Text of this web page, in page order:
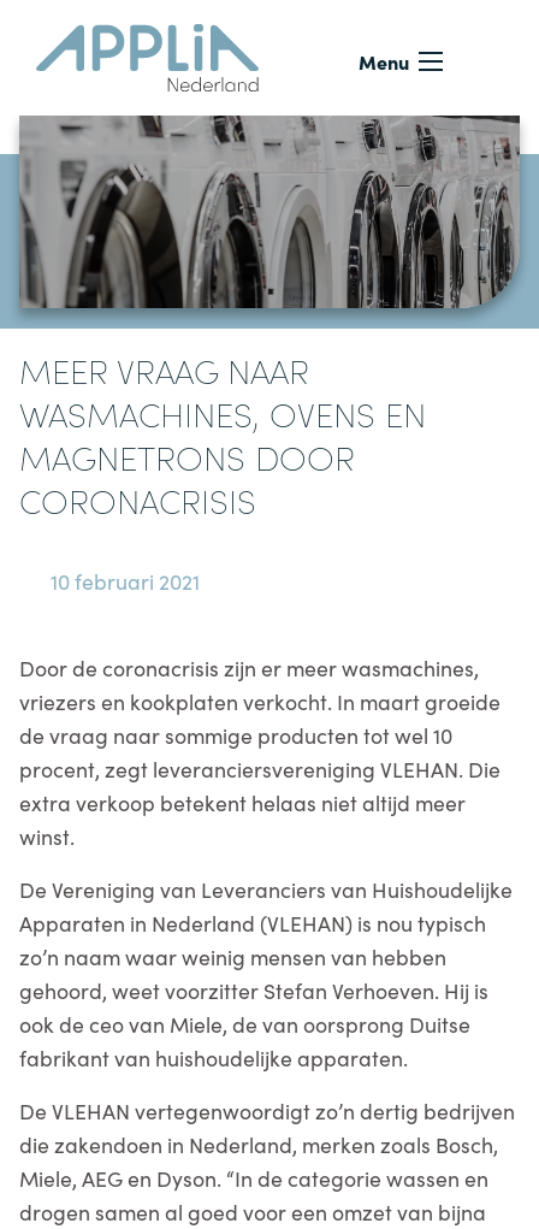
Ga naar de inhoud
Menu
MEER VRAAG NAAR
WASMACHINES, OVENS EN
MAGNETRONS DOOR
CORONACRISIS
10 februari 2021
Door de coronacrisis zijn er meer wasmachines,
vriezers en kookplaten verkocht. In maart groeide
de vraag naar sommige producten tot wel 10
procent, zegt leveranciersvereniging VLEHAN. Die
extra verkoop betekent helaas niet altijd meer
winst.
De Vereniging van Leveranciers van Huishoudelijke
Apparaten in Nederland (VLEHAN) is nou typisch
zo’n naam waar weinig mensen van hebben
gehoord, weet voorzitter Stefan Verhoeven. Hij is
ook de ceo van Miele, de van oorsprong Duitse
fabrikant van huishoudelijke apparaten.
De VLEHAN vertegenwoordigt zo’n dertig bedrijven
die zakendoen in Nederland, merken zoals Bosch,
Miele, AEG en Dyson. “In de categorie wassen en
drogen samen al goed voor een omzet van bijna